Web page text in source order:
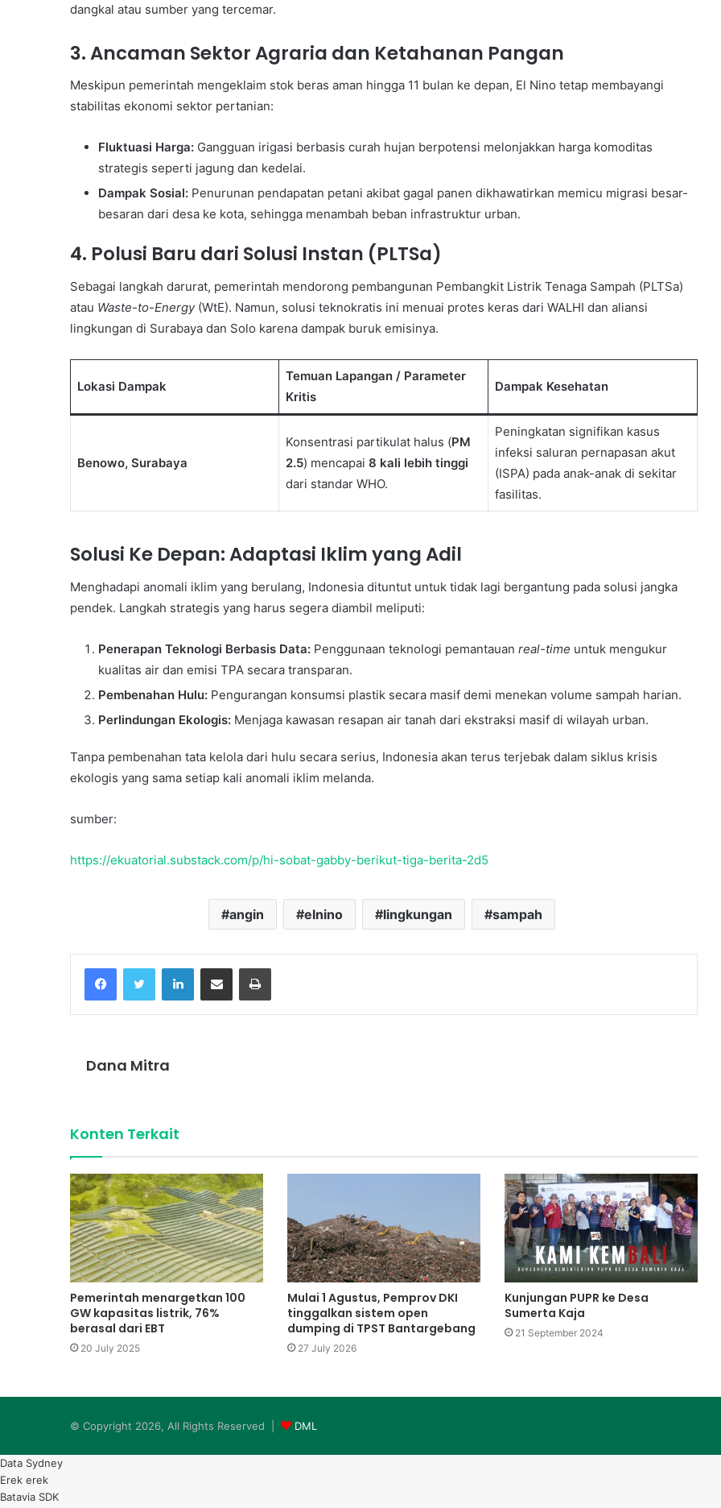
dangkal atau sumber yang tercemar.
3. Ancaman Sektor Agraria dan Ketahanan Pangan
Meskipun pemerintah mengeklaim stok beras aman hingga 11 bulan ke depan, El Nino tetap membayangi
stabilitas ekonomi sektor pertanian:
Fluktuasi Harga: Gangguan irigasi berbasis curah hujan berpotensi melonjakkan harga komoditas
strategis seperti jagung dan kedelai.
Dampak Sosial: Penurunan pendapatan petani akibat gagal panen dikhawatirkan memicu migrasi besar-
besaran dari desa ke kota, sehingga menambah beban infrastruktur urban.
4. Polusi Baru dari Solusi Instan (PLTSa)
Sebagai langkah darurat, pemerintah mendorong pembangunan Pembangkit Listrik Tenaga Sampah (PLTSa)
atau Waste-to-Energy(WtE). Namun, solusi teknokratis ini menuai protes keras dari WALHI dan aliansi
lingkungan di Surabaya dan Solo karena dampak buruk emisinya.
Lokasi Dampak
Temuan Lapangan / Parameter
Kritis
Dampak Kesehatan
Benowo, Surabaya
Konsentrasi partikulat halus (PM
2.5) mencapai 8 kali lebih tinggi
dari standar WHO.
Peningkatan signifikan kasus
infeksi saluran pernapasan akut
(ISPA) pada anak-anak di sekitar
fasilitas.
Solusi Ke Depan: Adaptasi Iklim yang Adil
Menghadapi anomali iklim yang berulang, Indonesia dituntut untuk tidak lagi bergantung pada solusi jangka
pendek. Langkah strategis yang harus segera diambil meliputi:
Penerapan Teknologi Berbasis Data: Penggunaan teknologi pemantauan real-time untuk mengukur
kualitas air dan emisi TPA secara transparan.
Pembenahan Hulu: Pengurangan konsumsi plastik secara masif demi menekan volume sampah harian.
Perlindungan Ekologis: Menjaga kawasan resapan air tanah dari ekstraksi masif di wilayah urban.
Tanpa pembenahan tata kelola dari hulu secara serius, Indonesia akan terus terjebak dalam siklus krisis
ekologis yang sama setiap kali anomali iklim melanda.
sumber:
https://ekuatorial.substack.com/p/hi-sobat-gabby-berikut-tiga-berita-2d5
angin elnino lingkungan sampah
FacebookTwitter LinkedInShare via Email Print
Dana Mitra
Konten Terkait
Pemerintah menargetkan 100
GW kapasitas listrik, 76%
berasal dari EBT
20 July 2025
Mulai 1 Agustus, Pemprov DKI
tinggalkan sistem open
dumping di TPST Bantargebang
27 July 2026
Kunjungan PUPR ke Desa
Sumerta Kaja
21 September 2024
© Copyright 2026, All Rights Reserved | DML
Data Sydney
Erek erek
Batavia SDK